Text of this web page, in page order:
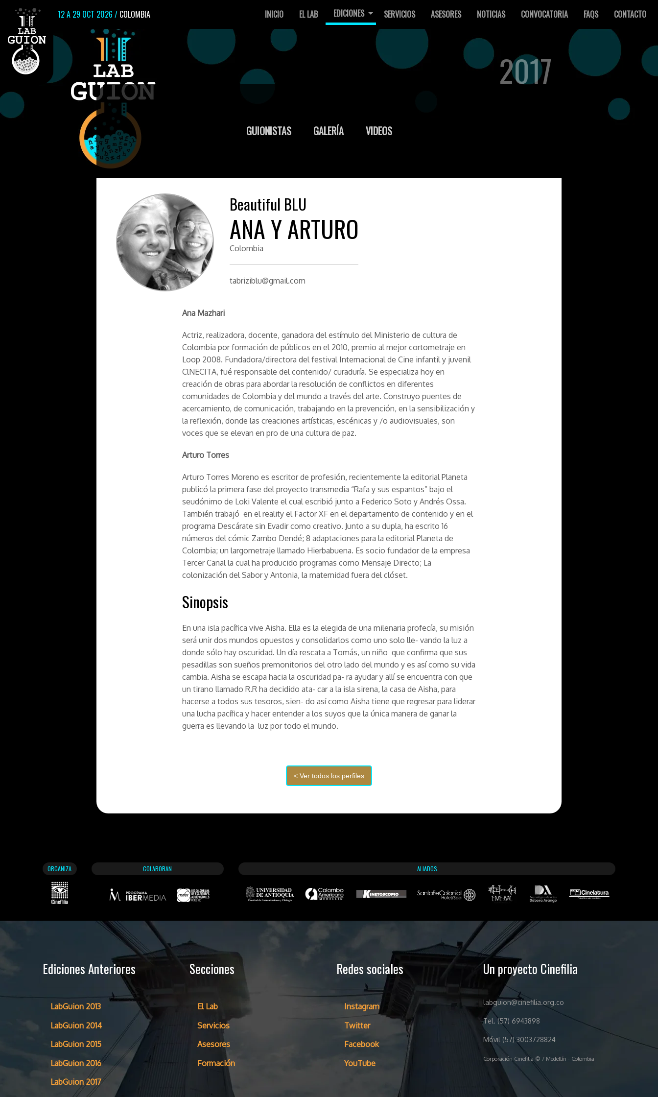
12 A 29 OCT 2026 / COLOMBIA INICIO EL LAB EDICIONES SERVICIOS ASESORES NOTICIAS CONVOCATORIA FAQS CONTACTO
2017
GUIONISTAS GALERÍA VIDEOS
Beautiful BLU
ANA Y ARTURO
Colombia
tabriziblu@gmail.com
Ana Mazhari
Actriz, realizadora, docente, ganadora del estímulo del Ministerio de cultura de
Colombia por formación de públicos en el 2010, premio al mejor cortometraje en
Loop 2008. Fundadora/directora del festival Internacional de Cine infantil y juvenil
ClNECITA, fué responsable del contenido/ curaduría. Se especializa hoy en
creación de obras para abordar la resolución de conflictos en diferentes
comunidades de Colombia y del mundo a través del arte. Construyo puentes de
acercamiento, de comunicación, trabajando en la prevención, en la sensibilización y
la reflexión, donde las creaciones artísticas, escénicas y /o audiovisuales, son
voces que se elevan en pro de una cultura de paz.
Arturo Torres
Arturo Torres Moreno es escritor de profesión, recientemente la editorial Planeta
publicó la primera fase del proyecto transmedia “Rafa y sus espantos” bajo el
seudónimo de Loki Valente el cual escribió junto a Federico Soto y Andrés Ossa.
También trabajó en el reality el Factor XF en el departamento de contenido y en el
programa Descárate sin Evadir como creativo. Junto a su dupla, ha escrito 16
números del cómic Zambo Dendé; 8 adaptaciones para la editorial Planeta de
Colombia; un largometraje llamado Hierbabuena. Es socio fundador de la empresa
Tercer Canal la cual ha producido programas como Mensaje Directo; La
colonización del Sabor y Antonia, la maternidad fuera del clóset.
Sinopsis
En una isla pacífica vive Aisha. Ella es la elegida de una milenaria profecía, su misión
será unir dos mundos opuestos y consolidarlos como uno solo lle- vando la luz a
donde sólo hay oscuridad. Un día rescata a Tomás, un niño que confirma que sus
pesadillas son sueños premonitorios del otro lado del mundo y es así como su vida
cambia. Aisha se escapa hacia la oscuridad pa- ra ayudar y allí se encuentra con que
un tirano llamado R.R ha decidido ata- car a la isla sirena, la casa de Aisha, para
hacerse a todos sus tesoros, sien- do así como Aisha tiene que regresar para liderar
una lucha pacífica y hacer entender a los suyos que la única manera de ganar la
guerra es llevando la luz por todo el mundo.
ORGANIZA COLABORAN ALIADOS
Ediciones Anteriores
LabGuion 2013
LabGuion 2014
LabGuion 2015
LabGuion 2016
LabGuion 2017
Secciones
El Lab
Servicios
Asesores
Formación
Redes sociales
Instagram
Twitter
Facebook
YouTube
Un proyecto Cinefilia
labguion@cinefilia.org.co
Tel. (57) 6943898
Móvil (57) 3003728824
Corporación Cinefilia © / Medellín - Colombia